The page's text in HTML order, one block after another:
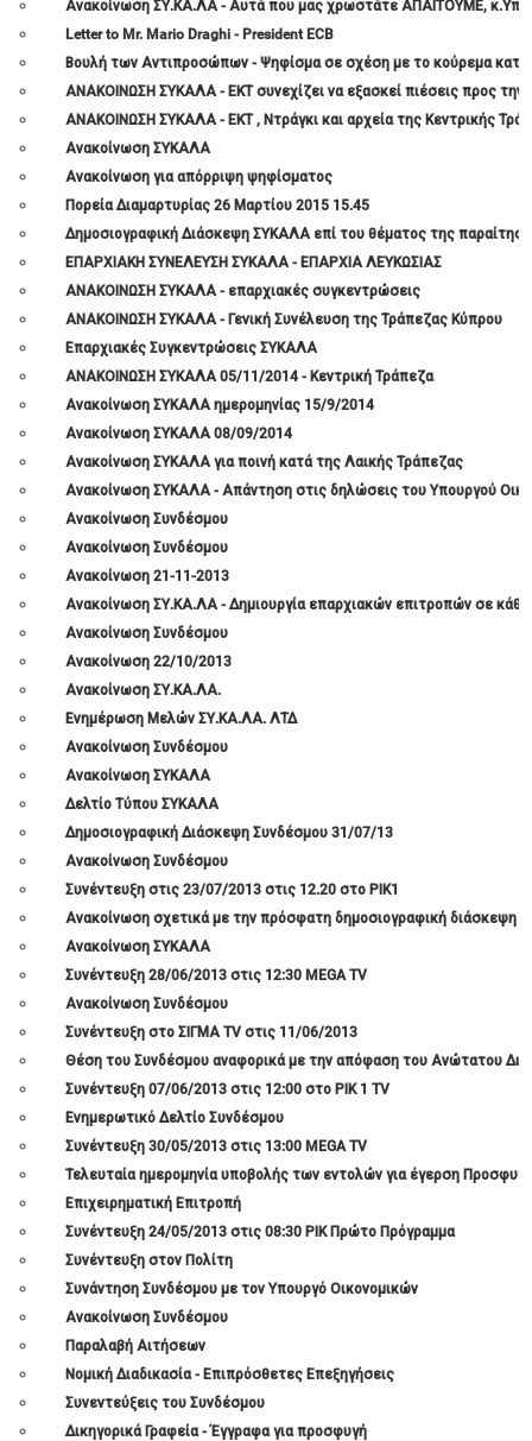
Ανακοίνωση ΣΥ.ΚΑ.ΛΑ - Αυτά που μας χρωστάτε ΑΠΑΙΤΟΥΜΕ,
Letter to Mr. Mario Draghi - President ECB
Βουλή των Αντιπροσώπων - Ψηφίσμα σε σχέση με το κούρεμα
ΑΝΑΚΟΙΝΩΣΗ ΣΥΚΑΛΑ - ΕΚΤ συνεχίζει να εξασκεί πιέσεις προς την
ΑΝΑΚΟΙΝΩΣΗ ΣΥΚΑΛΑ - ΕΚΤ , Ντράγκι και αρχεία της Κεντρικής
Ανακοίνωση ΣΥΚΑΛΑ
Ανακοίνωση για απόρριψη ψηφίσματος
Πορεία Διαμαρτυρίας 26 Μαρτίου 2015 15.45
Δημοσιογραφική Διάσκεψη ΣΥΚΑΛΑ επί του θέματος της
ΕΠΑΡΧΙΑΚΗ ΣΥΝΕΛΕΥΣΗ ΣΥΚΑΛΑ - ΕΠΑΡΧΙΑ ΛΕΥΚΩΣΙΑΣ
ΑΝΑΚΟΙΝΩΣΗ ΣΥΚΑΛΑ - επαρχιακές συγκεντρώσεις
ΑΝΑΚΟΙΝΩΣΗ ΣΥΚΑΛΑ - Γενική Συνέλευση της Τράπεζας Κύπρου
Επαρχιακές Συγκεντρώσεις ΣΥΚΑΛΑ
ΑΝΑΚΟΙΝΩΣΗ ΣΥΚΑΛΑ 05/11/2014 - Κεντρική Τράπεζα
Ανακοίνωση ΣΥΚΑΛΑ ημερομηνίας 15/9/2014
Ανακοίνωση ΣΥΚΑΛΑ 08/09/2014
Ανακοίνωση ΣΥΚΑΛΑ για ποινή κατά της Λαικής Τράπεζας
Ανακοίνωση ΣΥΚΑΛΑ - Απάντηση στις δηλώσεις του Υπουργού
Ανακοίνωση Συνδέσμου
Ανακοίνωση Συνδέσμου
Ανακοίνωση 21-11-2013
Ανακοίνωση ΣΥ.ΚΑ.ΛΑ - Δημιουργία επαρχιακών επιτροπών σε
Ανακοίνωση Συνδέσμου
Ανακοίνωση 22/10/2013
Ανακοίνωση ΣΥ.ΚΑ.ΛΑ.
Ενημέρωση Μελών ΣΥ.ΚΑ.ΛΑ. ΛΤΔ
Ανακοίνωση Συνδέσμου
Ανακοίνωση ΣΥΚΑΛΑ
Δελτίο Τύπου ΣΥΚΑΛΑ
Δημοσιογραφική Διάσκεψη Συνδέσμου 31/07/13
Ανακοίνωση Συνδέσμου
Συνέντευξη στις 23/07/2013 στις 12.20 στο ΡΙΚ1
Ανακοίνωση σχετικά με την πρόσφατη δημοσιογραφική διάσκεψη
Ανακοίνωση ΣΥΚΑΛΑ
Συνέντευξη 28/06/2013 στις 12:30 MEGA TV
Ανακοίνωση Συνδέσμου
Συνέντευξη στο ΣΙΓΜΑ TV στις 11/06/2013
Θέση του Συνδέσμου αναφορικά με την απόφαση του Ανώτατου
Συνέντευξη 07/06/2013 στις 12:00 στο ΡΙΚ 1 TV
Ενημερωτικό Δελτίο Συνδέσμου
Συνέντευξη 30/05/2013 στις 13:00 MEGA TV
Τελευταία ημερομηνία υποβολής των εντολών για έγερση
Επιχειρηματική Επιτροπή
Συνέντευξη 24/05/2013 στις 08:30 ΡΙΚ Πρώτο Πρόγραμμα
Συνέντευξη στον Πολίτη
Συνάντηση Συνδέσμου με τον Υπουργό Οικονομικών
Ανακοίνωση Συνδέσμου
Παραλαβή Αιτήσεων
Νομική Διαδικασία - Επιπρόσθετες Επεξηγήσεις
Συνεντεύξεις του Συνδέσμου
Δικηγορικά Γραφεία - Έγγραφα για προσφυγή